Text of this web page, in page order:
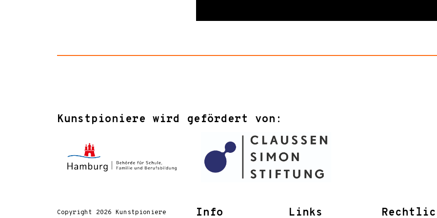
Kunstpioniere wird gefördert von:
Copyright 2026 Kunstpioniere Info Links